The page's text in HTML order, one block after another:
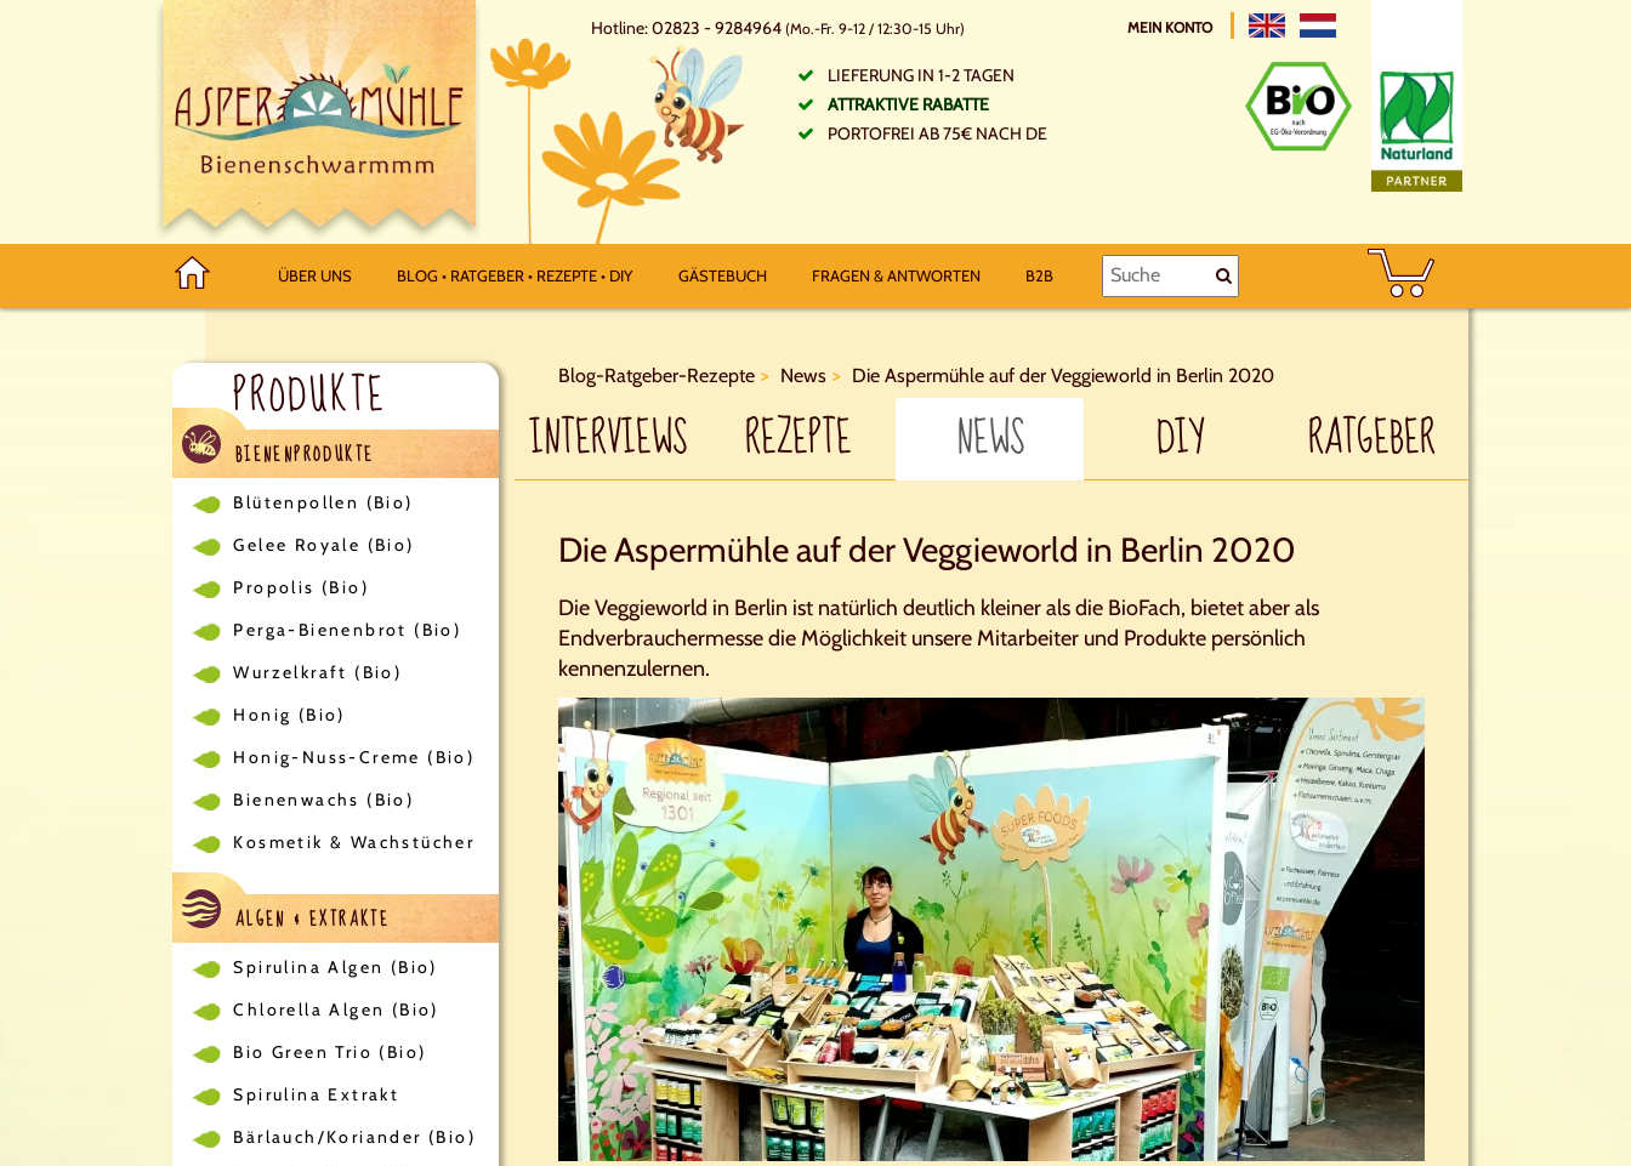
Hotline: 02823 - 9284964(Mo.-Fr. 9-12 / 12:30-15 Uhr)
LIEFERUNG IN 1-2 TAGEN
ATTRAKTIVE RABATTE
PORTOFREI AB 75€ NACH DE
MEIN KONTO
ÜBER UNS BLOG • RATGEBER • REZEPTE • DIY GÄSTEBUCH FRAGEN & ANTWORTEN B2B
PRODUKTE
BIENENPRODUKTE
Blütenpollen (Bio)
Gelee Royale (Bio)
Propolis (Bio)
Perga-Bienenbrot (Bio)
Wurzelkraft (Bio)
Honig (Bio)
Honig-Nuss-Creme (Bio)
Bienenwachs (Bio)
Kosmetik & Wachstücher
ALGEN & EXTRAKTE
Spirulina Algen (Bio)
Chlorella Algen (Bio)
Bio Green Trio (Bio)
Spirulina Extrakt
Bärlauch/Koriander (Bio)
Blog-Ratgeber-Rezepte News Die Aspermühle auf der Veggieworld in Berlin 2020
INTERVIEWS REZEPTE NEWS DIY RATGEBER
Die Aspermühle auf der Veggieworld in Berlin 2020
Die Veggieworld in Berlin ist natürlich deutlich kleiner als die BioFach, bietet aber als
Endverbrauchermesse die Möglichkeit unsere Mitarbeiter und Produkte persönlich
kennenzulernen.